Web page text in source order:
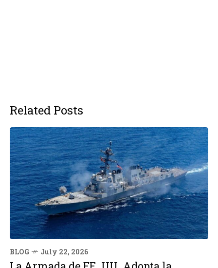
Related Posts
BLOG July 22, 2026